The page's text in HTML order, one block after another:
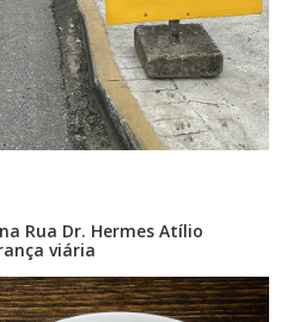
Rua Dr. Hermes Atílio
viária